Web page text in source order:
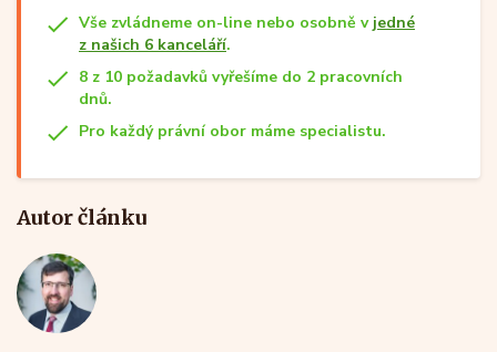
Vše zvládneme on-line nebo osobně v jedné
z našich 6 kanceláří.
8 z 10 požadavků vyřešíme do 2 pracovních
dnů.
Pro každý právní obor máme specialistu.
Autor článku